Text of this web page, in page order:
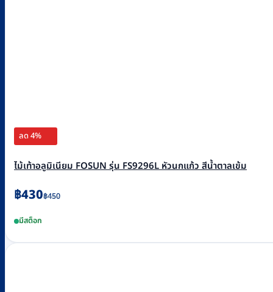
ลด 4%
ไม้เท้าอลูมิเนียม FOSUN รุ่น FS9296L หัวนกแก้ว สีน้ำตาลเข้ม
฿450
Original
price
was:
฿450.
฿430
Current
price
is:
฿430.
มีสต็อก